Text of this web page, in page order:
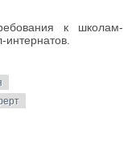
к школам-